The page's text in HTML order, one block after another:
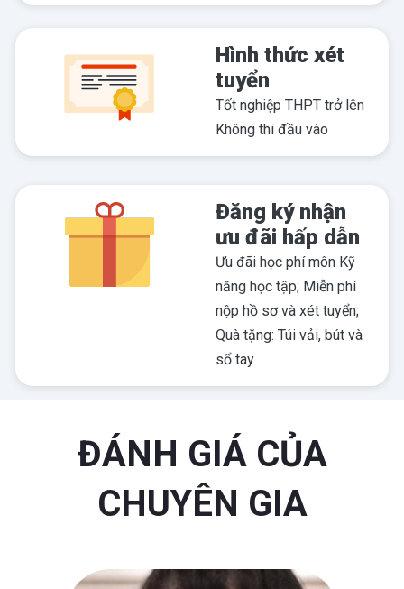
Hình thức xét
tuyển
Tốt nghiệp THPT trở lên
Không thi đầu vào
Đăng ký nhận
ưu đãi hấp dẫn
Ưu đãi học phí môn Kỹ
năng học tập; Miễn phí
nộp hồ sơ và xét tuyển;
Quà tặng: Túi vải, bút và
sổ tay
ĐÁNH GIÁ CỦA
CHUYÊN GIA